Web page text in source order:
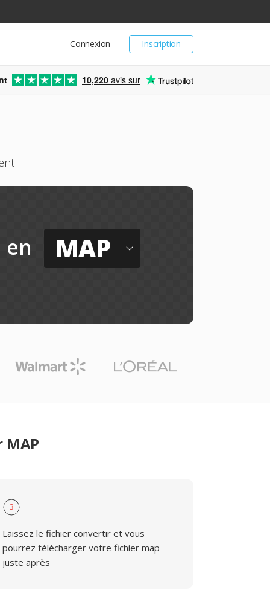
Inscription
Connexion
10,220 avis sur
en MAP
3
Laissez le fichier convertir et vous
pourrez télécharger votre fichier map
juste après